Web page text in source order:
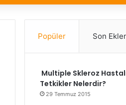
Popüler Son
Multiple Skleroz
Tetkikler Nelerdir?
29 Temmuz 2015